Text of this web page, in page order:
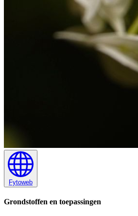
Fytoweb
Grondstoffen en toepassingen